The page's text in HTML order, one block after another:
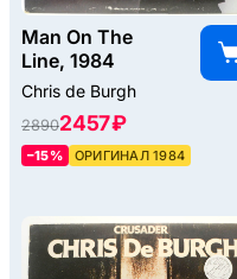
Man On The
Line, 1984
Chris de Burgh
28902457 ₽
–15% ОРИГИНАЛ 1984